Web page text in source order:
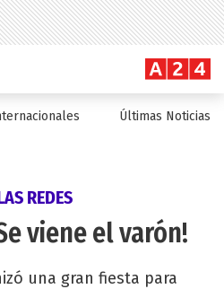
Últimas Noticias
REDES
viene el varón!
una gran fiesta para